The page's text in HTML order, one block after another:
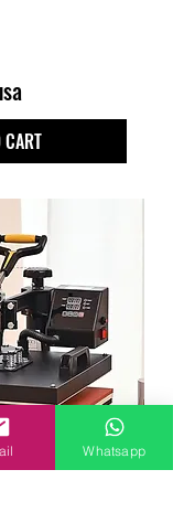
CART
Whatsapp